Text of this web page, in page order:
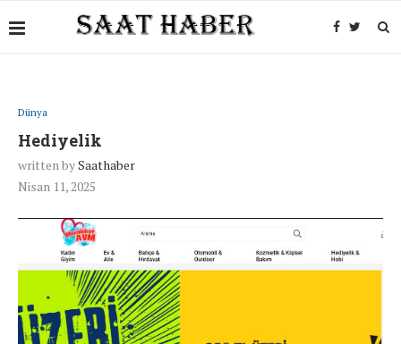
Dünya
Hediyelik
written bySaathaber
Nisan 11, 2025